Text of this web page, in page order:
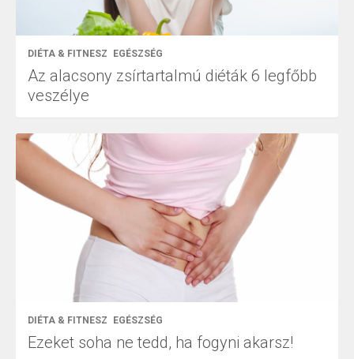
DIÉTA & FITNESZ EGÉSZSÉG
Az alacsony zsírtartalmú diéták 6 legfőbb
veszélye
DIÉTA & FITNESZ EGÉSZSÉG
Ezeket soha ne tedd, ha fogyni akarsz!